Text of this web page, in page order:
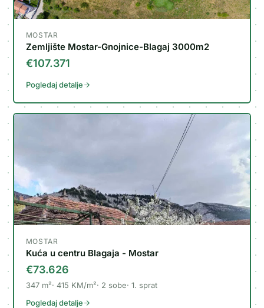
MOSTAR
Zemljište Mostar-Gnojnice-Blagaj 3000m2
€107.371
Pogledaj detalje
‹
MOSTAR
Kuća u centru Blagaja - Mostar
€73.626
347 m² 415 KM/m² 2 sobe 1. sprat
Pogledaj detalje